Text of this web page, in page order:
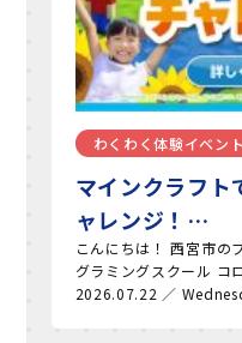
わくわく体験イベント
マインクラフト
ャレンジ！…
こんにちは！ 西宮市の
グラミングスクール コ
2026.07.22 ／